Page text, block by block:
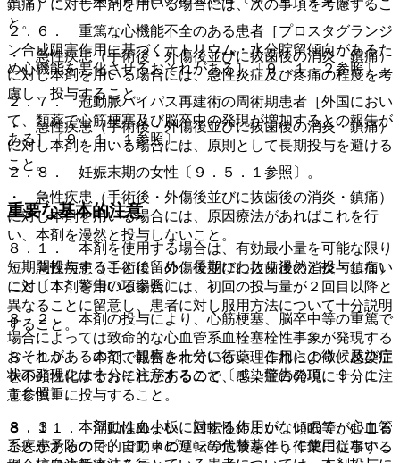
鎮痛）に対し本剤を用いる場合には、次の事項を考慮するこ
と。
・ 急性疾患（手術後・外傷後並びに抜歯後の消炎・鎮痛）
に対し本剤を用いる場合には、急性炎症及び疼痛の程度を考
慮し、投与すること。
・ 急性疾患（手術後・外傷後並びに抜歯後の消炎・鎮痛）
に対し本剤を用いる場合には、原則として長期投与を避ける
こと。
・ 急性疾患（手術後・外傷後並びに抜歯後の消炎・鎮痛）
に対し本剤を用いる場合には、原因療法があればこれを行
い、本剤を漫然と投与しないこと。
・ 急性疾患（手術後、外傷後並びに抜歯後の消炎・鎮痛）
に対し本剤を用いる場合には、初回の投与量が２回目以降と
異なることに留意し、患者に対し服用方法について十分説明
すること。
８．１０． 本剤で報告されている薬理作用により、感染症
を不顕性化するおそれがあるので、感染症の発現に十分に注
意し慎重に投与すること。
８．１１． 浮動性めまい、回転性めまい、傾眠等が起こる
ことがあるので、自動車の運転等危険を伴う作業に従事する
２．６． 重篤な心機能不全のある患者［プロスタグランジ
ン合成阻害作用に基づくナトリウム・水分貯留傾向があるた
め心機能を悪化させるおそれがある］〔９．１．２参照〕。
２．７． 冠動脈バイパス再建術の周術期患者［外国におい
て、類薬で心筋梗塞及び脳卒中の発現が増加するとの報告が
ある］〔９．１．１参照〕。
２．８． 妊娠末期の女性〔９．５．１参照〕。
重要な基本的注意
８．１． 本剤を使用する場合は、有効最小量を可能な限り
短期間投与することに留め、長期にわたり漫然と投与しない
こと〔１．警告の項参照〕。
８．２． 本剤の投与により、心筋梗塞、脳卒中等の重篤で
場合によっては致命的な心血管系血栓塞栓性事象が発現する
おそれがあるので、観察を十分に行い、これらの徴候及び症
状の発現には十分に注意すること〔１．警告の項、９．１．
１参照〕。
８．３． 本剤には血小板に対する作用がないので、心血管
系疾患予防の目的でアスピリンの代替薬として使用しないこ